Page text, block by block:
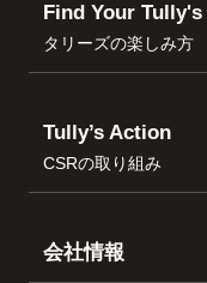
Find Your Tully's
タリーズの楽しみ方
Tully’s Action
CSRの取り組み
会社情報